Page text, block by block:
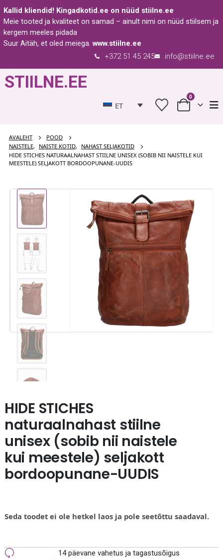
Kallid kliendid! Kingadkotid.ee on nüüd stiilne.ee
Meie tooted ja kvaliteet on samad – ainult nimi on nüüd stiilsem ja
kergem meeles pidada
Suur Aitäh, et oled meiega.www.stiilne.ee
info@stiilne.ee
+372 51 45 245
STIILNE.EE
ET
0
AVALEHT
POOD
NAISTELE, NAISTE KOTID,
NAHAST SELJAKOTID
HIDE STICHES NATURAALNAHAST STIILNE UNISEX (SOBIB NII NAISTELE KUI
MEESTELE) SELJAKOTT BORDOOPUNANE-UUDIS
HIDE STICHES
naturaalnahast stiilne
unisex (sobib nii naistele
kui meestele) seljakott
bordoopunane-UUDIS
Seda toodet ei ole hetkel laos ja pole seetõttu saadaval.
14 päevane vahetus ja tagastusõigus